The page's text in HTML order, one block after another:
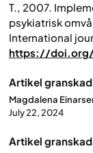
T., 2007.
psykiatrisk
International
https://doi.org/
Artikel
Magdalena
July 22, 2024
Artikel